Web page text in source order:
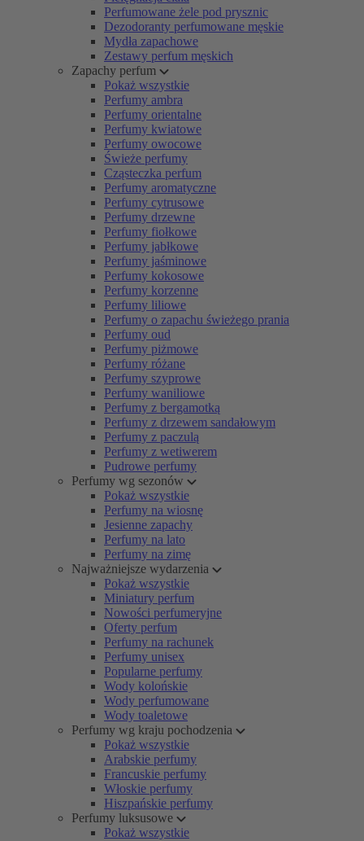
Perfumowane żele pod prysznic
Dezodoranty perfumowane męskie
Mydła zapachowe
Zestawy perfum męskich
Zapachy perfum
Pokaż wszystkie
Perfumy ambra
Perfumy orientalne
Perfumy kwiatowe
Perfumy owocowe
Świeże perfumy
Cząsteczka perfum
Perfumy aromatyczne
Perfumy cytrusowe
Perfumy drzewne
Perfumy fiołkowe
Perfumy jabłkowe
Perfumy jaśminowe
Perfumy kokosowe
Perfumy korzenne
Perfumy liliowe
Perfumy o zapachu świeżego prania
Perfumy oud
Perfumy piżmowe
Perfumy różane
Perfumy szyprowe
Perfumy waniliowe
Perfumy z bergamotką
Perfumy z drzewem sandałowym
Perfumy z paczulą
Perfumy z wetiwerem
Pudrowe perfumy
Perfumy wg sezonów
Pokaż wszystkie
Perfumy na wiosnę
Jesienne zapachy
Perfumy na lato
Perfumy na zimę
Najważniejsze wydarzenia
Pokaż wszystkie
Miniatury perfum
Nowości perfumeryjne
Oferty perfum
Perfumy na rachunek
Perfumy unisex
Popularne perfumy
Wody kolońskie
Wody perfumowane
Wody toaletowe
Perfumy wg kraju pochodzenia
Pokaż wszystkie
Arabskie perfumy
Francuskie perfumy
Włoskie perfumy
Hiszpańskie perfumy
Perfumy luksusowe
Pokaż wszystkie